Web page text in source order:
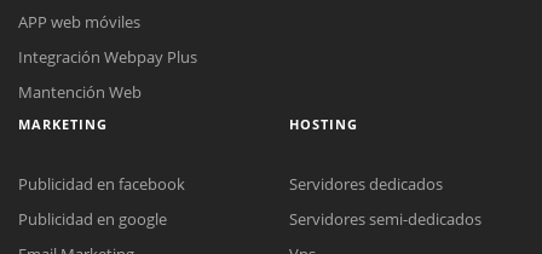
APP web móviles
Integración Webpay Plus
Mantención Web
MARKETING
Publicidad en facebook
Publicidad en google
HOSTING
Servidores dedicados
Servidores semi-dedicados